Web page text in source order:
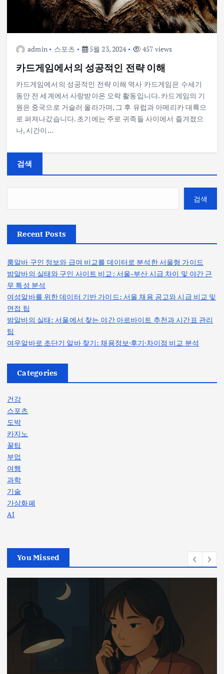
admin 스포츠 5월 23, 2024 457 views
카드게임에서의 성공적인 전략 이해
카드게임에서의 성공적인 전략 이해 역사 카드게임은 수세기
동안 전 세계에서 사랑받아온 오락 활동입니다. 카드게임의 기
원은 중국으로 거슬러 올라가며, 그 후 유럽과 아메리카 대륙으
로 퍼져나갔습니다. 초기에는 주로 귀족들 사이에서 즐겨졌으
나, 시간이…
검색
검색
Recent Posts
룸알바 구인 정보와 급여 비교를 데이터로 분석한 서울형 가이드
밤알바의 실태와 구인 사이트 비교: 서울-부산 시급 차이 및 야간 근
무 특성 분석
여성알바를 위한 데이터 기반 가이드: 서울 채용 공고와 시급 비교 및
면접 팁
밤알바의 실태: 서울에서 찾는 야간 아르바이트 추천과 시간표 관리
팁
여우알바로 초단기 알바 찾기: 채용정보·후기·차이점 비교 분석
Categories
건강
스포츠
도박
카지노
꿀팁
부업
여행
과학
기술
가상화폐
AI
You Missed